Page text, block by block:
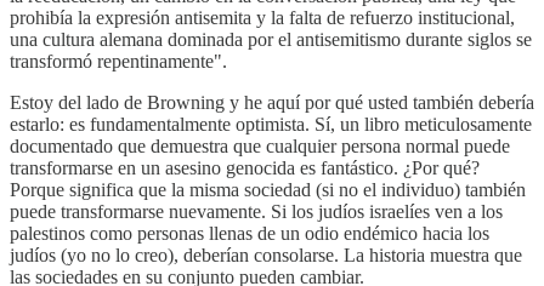
prohibía la expresión antisemita y la falta de refuerzo institucional,
una cultura alemana dominada por el antisemitismo durante siglos se
transformó repentinamente".
Estoy del lado de Browning y he aquí por qué usted también debería
estarlo: es fundamentalmente optimista. Sí, un libro meticulosamente
documentado que demuestra que cualquier persona normal puede
transformarse en un asesino genocida es fantástico. ¿Por qué?
Porque significa que la misma sociedad (si no el individuo) también
puede transformarse nuevamente. Si los judíos israelíes ven a los
palestinos como personas llenas de un odio endémico hacia los
judíos (yo no lo creo), deberían consolarse. La historia muestra que
las sociedades en su conjunto pueden cambiar.